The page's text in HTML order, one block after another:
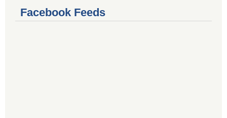
Facebook Feeds